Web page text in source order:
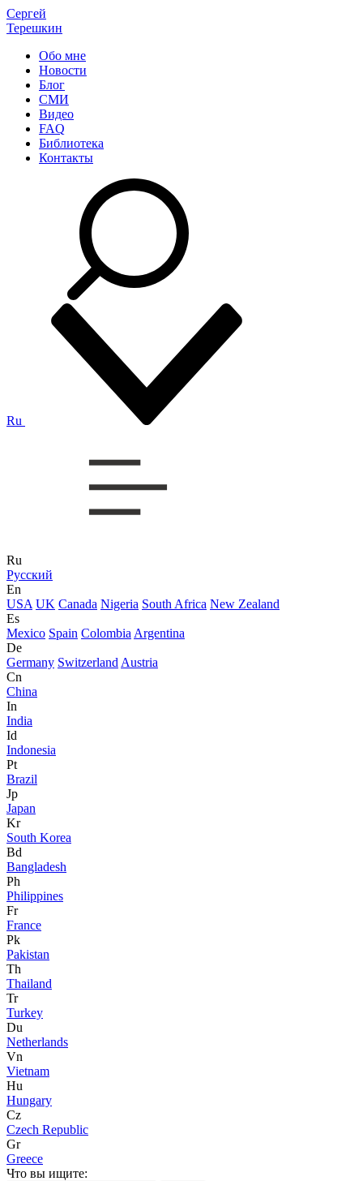
Сергей
Терешкин
Обо мне
Новости
Блог
СМИ
Видео
FAQ
Библиотека
Контакты
Ru
Ru
Русский
En
USA UK Canada Nigeria South Africa New Zealand
Es
Mexico Spain Colombia Argentina
De
Germany Switzerland Austria
Cn
China
In
India
Id
Indonesia
Pt
Brazil
Jp
Japan
Kr
South Korea
Bd
Bangladesh
Ph
Philippines
Fr
France
Pk
Pakistan
Th
Thailand
Tr
Turkey
Du
Netherlands
Vn
Vietnam
Hu
Hungary
Cz
Czech Republic
Gr
Greece
Что вы ищите: